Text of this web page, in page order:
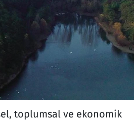
toplumsal ve ekonomik